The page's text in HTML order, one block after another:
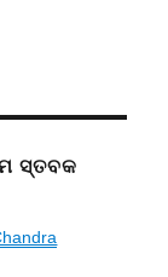
ସ୍ତବକ